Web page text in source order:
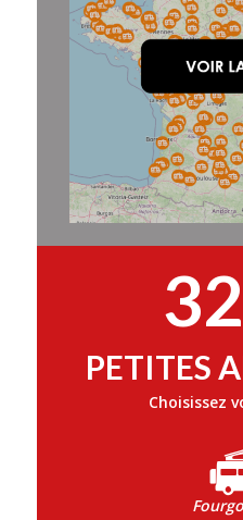
PETITES
Choisissez